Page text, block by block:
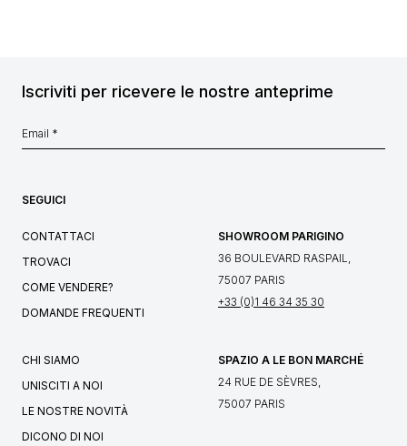
Iscriviti per ricevere le nostre anteprime
SEGUICI
CONTATTACI
TROVACI
COME VENDERE?
DOMANDE FREQUENTI
SHOWROOM PARIGINO
36 BOULEVARD RASPAIL,
75007 PARIS
+33 (0)1 46 34 35 30
CHI SIAMO
UNISCITI A NOI
LE NOSTRE NOVITÀ
DICONO DI NOI
SPAZIO A LE BON MARCHÉ
24 RUE DE SÈVRES,
75007 PARIS